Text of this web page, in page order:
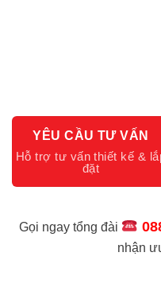
YÊU CẦU TƯ VẤN
Gọi ngay tổng đài
nhận